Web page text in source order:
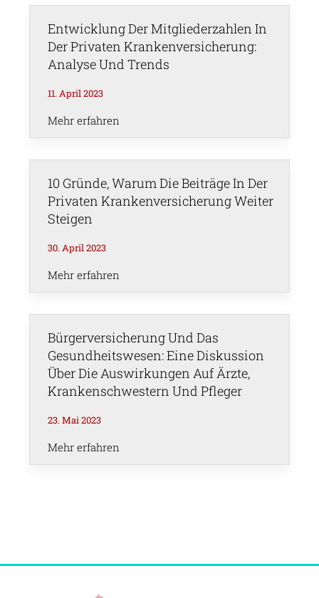
Entwicklung Der Mitgliederzahlen In
Der Privaten Krankenversicherung:
Analyse Und Trends
11. April 2023
Mehr erfahren
10 Gründe, Warum Die Beiträge In Der
Privaten Krankenversicherung Weiter
Steigen
30. April 2023
Mehr erfahren
Bürgerversicherung Und Das
Gesundheitswesen: Eine Diskussion
Über Die Auswirkungen Auf Ärzte,
Krankenschwestern Und Pfleger
23. Mai 2023
Mehr erfahren